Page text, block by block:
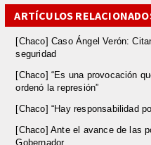
ARTÍCULOS
[Chaco] Caso Ángel Verón:
seguridad
[Chaco] “Es una provocación
ordenó la represión”
[Chaco] “Hay responsabilidad
[Chaco] Ante el avance de las
Gobernador.